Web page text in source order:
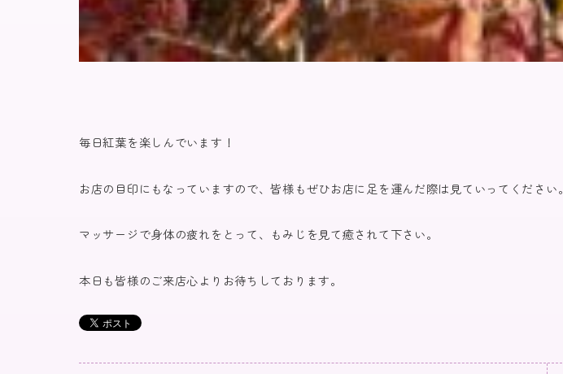
毎日紅葉を楽しんでいます！
お店の目印にもなっていますので、皆様もぜひお店に足を運んだ際は見ていってください。
マッサージで身体の疲れをとって、もみじを見て癒されて下さい。
本日も皆様のご来店心よりお待ちしております。